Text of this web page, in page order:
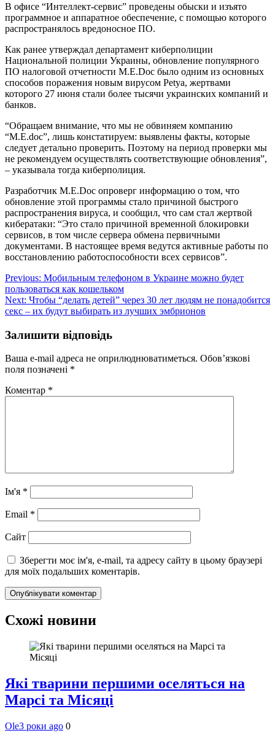
В офисе “Интеллект-сервис” проведены обыски и изъято
программное и аппаратное обеспечение, с помощью которого
распространялось вредоносное ПО.
Как ранее утверждал департамент киберполиции
Национальной полиции Украины, обновление популярного
ПО налоговой отчетности M.E.Doc было одним из основных
способов поражения новым вирусом Petya, жертвами
которого 27 июня стали более тысячи украинских компаний и
банков.
“Обращаем внимание, что мы не обвиняем компанию
“M.E.doc”, лишь констатируем: выявлены факты, которые
следует детально проверить. Поэтому на период проверки мы
не рекомендуем осуществлять соответствующие обновления”,
– указывала тогда киберполиция.
Разработчик M.E.Doc опроверг информацию о том, что
обновление этой программы стало причиной быстрого
распространения вируса, и сообщил, что сам стал жертвой
кибератаки: “Это стало причиной временной блокировки
сервисов, в том числе сервера обмена первичными
документами. В настоящее время ведутся активные работы по
восстановлению работоспособности всех сервисов”.
Навігація
записів
Previous: Мобильным телефоном в Украине можно будет
пользоваться как кошельком
Next: Чтобы “делать детей” через 30 лет людям не понадобится
секс – их будут выбирать из лучших эмбрионов
Залишити відповідь
Ваша e-mail адреса не оприлюднюватиметься. Обов’язкові
поля позначені *
Коментар *
Ім'я *
Email *
Сайт
Зберегти моє ім'я, e-mail, та адресу сайту в цьому браузері
для моїх подальших коментарів.
Схожі новини
Які тварини першими оселяться на
Марсі та Місяці
Ole3 роки ago 0